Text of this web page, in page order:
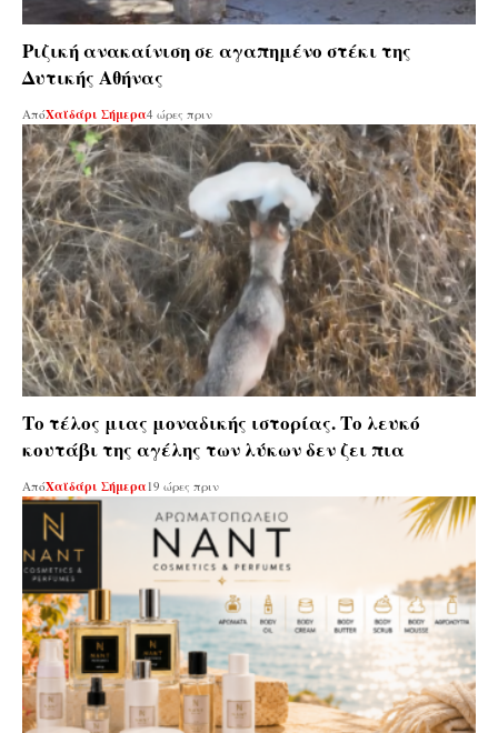
Ριζική ανακαίνιση σε αγαπημένο στέκι της
Δυτικής Αθήνας
ΑπόΧαϊδάρι Σήμερα4 ώρες πριν
Το τέλος μιας μοναδικής ιστορίας. Το λευκό
κουτάβι της αγέλης των λύκων δεν ζει πια
ΑπόΧαϊδάρι Σήμερα19 ώρες πριν